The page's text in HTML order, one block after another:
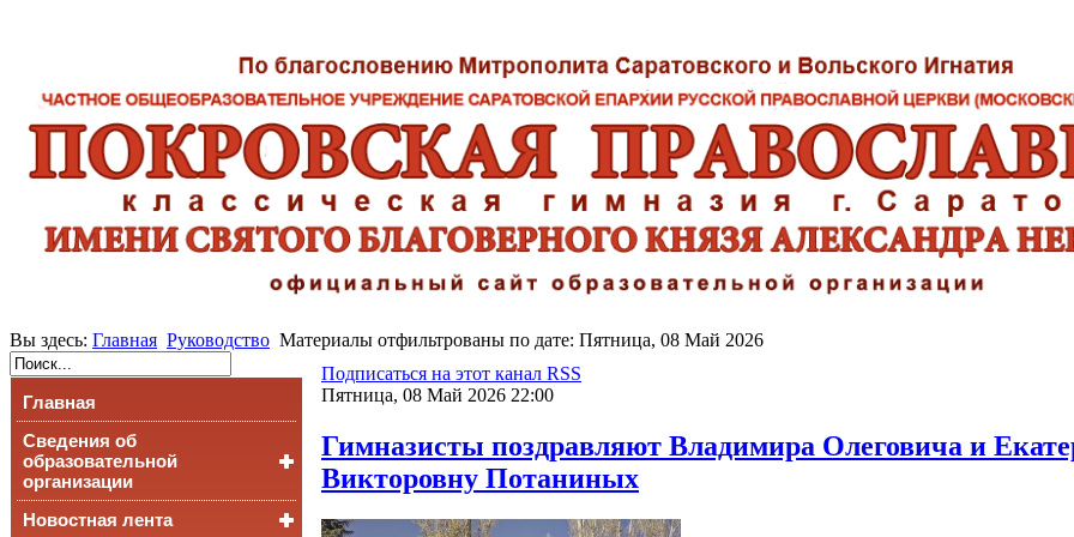
Вы здесь: Главная Руководство Материалы отфильтрованы по дате: Пятница, 08 Май 2026
Главная
Сведения об
образовательной
организации
Основные сведения
Новостная лента
Подписаться на этот канал RSS
Пятница, 08 Май 2026 22:00
Гимназисты поздравляют Владимира Олеговича и
Викторовну Потаниных